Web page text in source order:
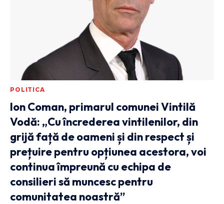
POLITICA
Ion Coman, primarul comunei Vintilă
Vodă: „Cu încrederea vintilenilor, din
grijă față de oameni și din respect și
prețuire pentru opțiunea acestora, voi
continua împreună cu echipa de
consilieri să muncesc pentru
comunitatea noastră”